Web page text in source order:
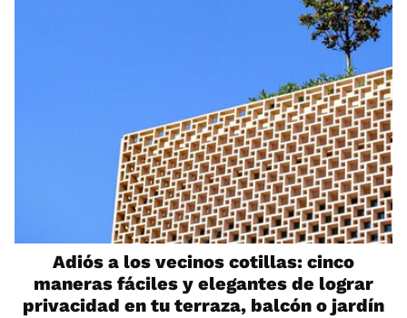
Adiós a los vecinos cotillas: cinco
maneras fáciles y elegantes de lograr
privacidad en tu terraza, balcón o jardín